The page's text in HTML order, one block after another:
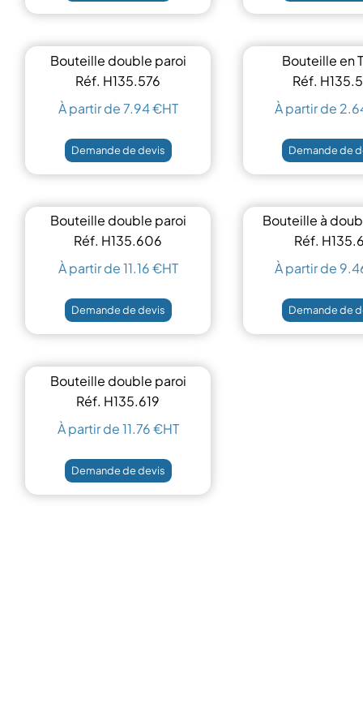
Bouteille double paroi
500ml
Réf. H135.576
À partir de 7.94 €HT
Demande de devis
Bouteille en
500ml
Réf.
À partir de
Demande de
Bouteille double paroi
500 ml
Réf. H135.606
À partir de 11.16 €HT
Demande de devis
Bouteille à
500 ml
Réf.
À partir de
Demande de
Bouteille double paroi
700 ml
Réf. H135.619
À partir de 11.76 €HT
Demande de devis